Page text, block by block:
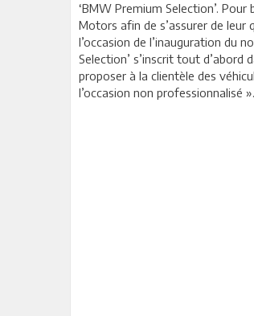
‘BMW Premium Selection’.
Motors afin de s’assurer de
l’occasion de l’inauguration du
Selection’ s’inscrit tout d’abord
proposer à la clientèle des
l’occasion non professionnalisé ».